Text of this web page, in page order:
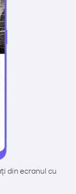
din ecranul cu